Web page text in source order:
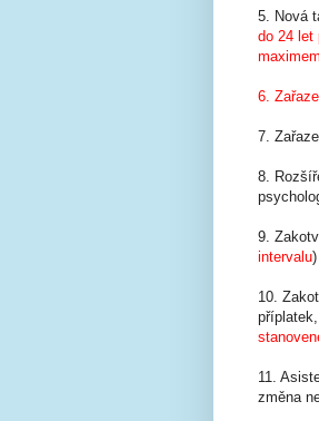
5. Nová
do 24 let
6.
7.
8.
9.
intervalu)
10.
11.
změna